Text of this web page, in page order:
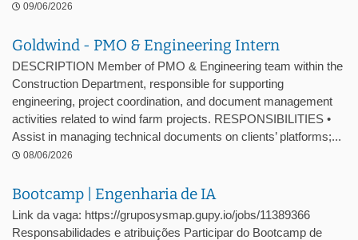
09/06/2026
Goldwind - PMO & Engineering Intern
DESCRIPTION Member of PMO & Engineering team within the
Construction Department, responsible for supporting
engineering, project coordination, and document management
activities related to wind farm projects. RESPONSIBILITIES •
Assist in managing technical documents on clients’ platforms;...
08/06/2026
Bootcamp | Engenharia de IA
Link da vaga: https://gruposysmap.gupy.io/jobs/11389366
Responsabilidades e atribuições Participar do Bootcamp de